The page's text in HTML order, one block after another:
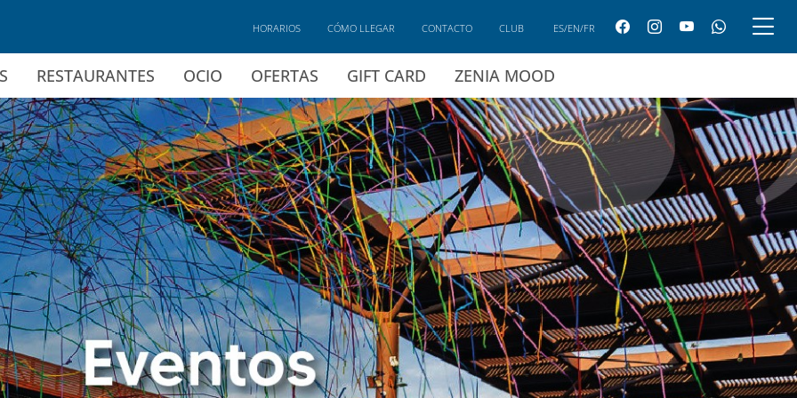
RESTAURANTES OCIO OFERTAS GIFT CARD ZENIA MOOD
HORARIOS CÓMO LLEGAR CONTACTO CLUB ES/EN/FR